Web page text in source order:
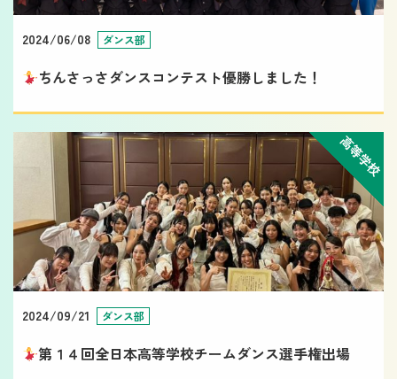
2024/06/08 ダンス部
ちんさっさダンスコンテスト優勝しました！
高等学校
2024/09/21 ダンス部
第１４回全日本高等学校チームダンス選手権出場